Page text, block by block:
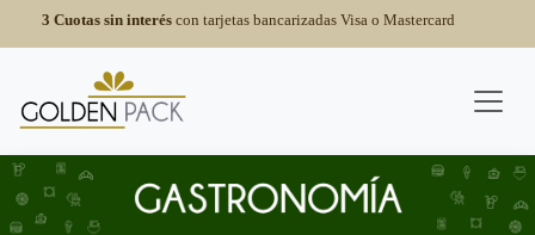
3 Cuotas sin interés con tarjetas bancarizadas Visa o Mastercard